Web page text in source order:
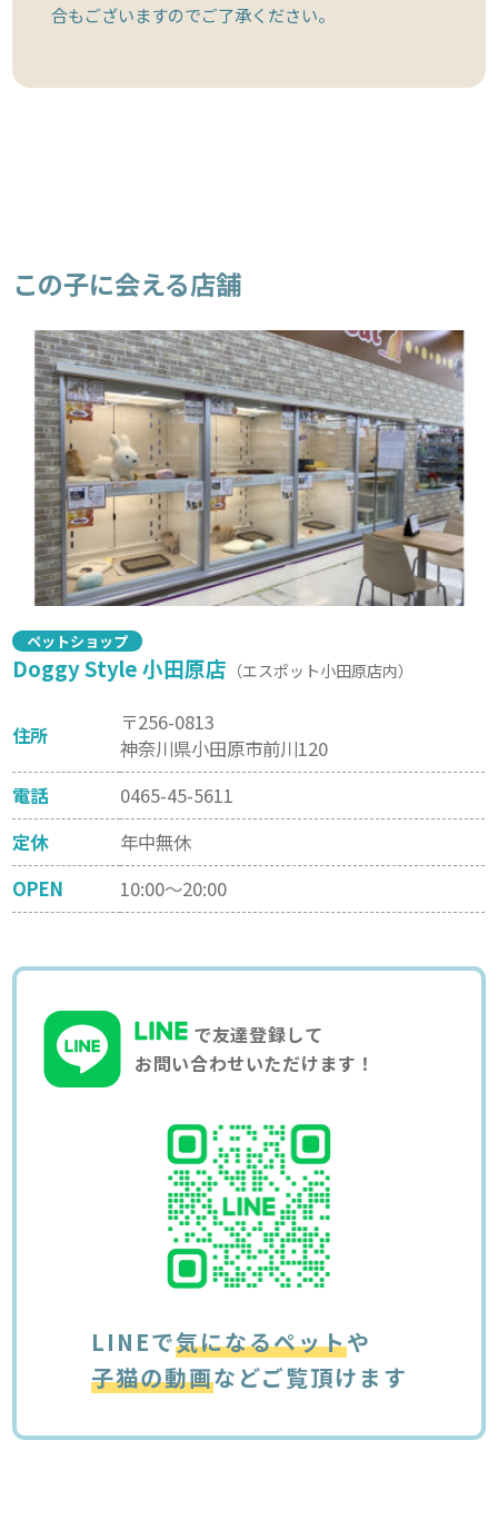
合もございますのでご了承ください。
この子に会える店舗
ペットショップ
Doggy Style 小田原店 （エスポット小田原店内）
住所
〒256-0813
神奈川県小田原市前川120
電話
0465-45-5611
定休
年中無休
OPEN
10:00～20:00
で友達登録して
お問い合わせいただけます！
LINEで気になるペットや
子猫の動画などご覧頂けます